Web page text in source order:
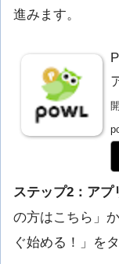
進みます。
ステップ2：アプ
の方はこちら」
ぐ始める！」を